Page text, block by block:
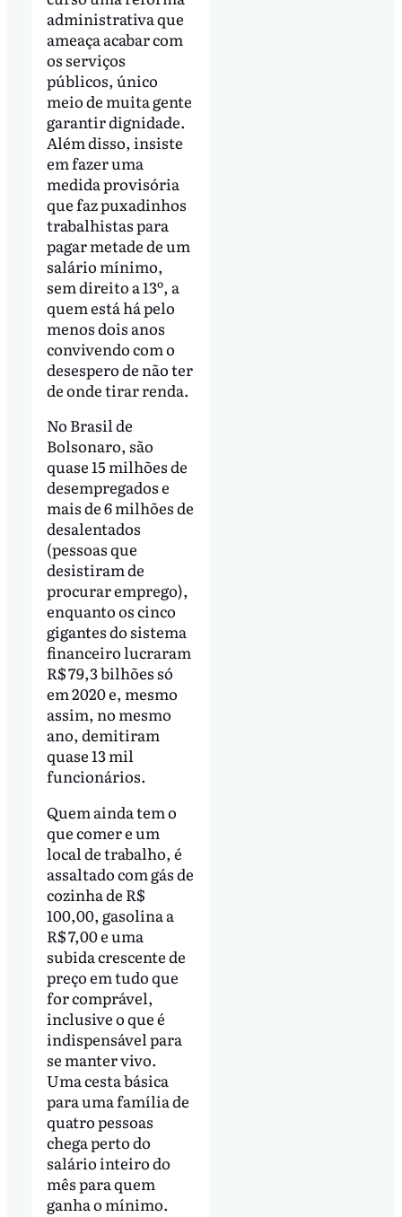
administrativa que
ameaça acabar com
os serviços
públicos, único
meio de muita gente
garantir dignidade.
Além disso, insiste
em fazer uma
medida provisória
que faz puxadinhos
trabalhistas para
pagar metade de um
salário mínimo,
sem direito a 13º, a
quem está há pelo
menos dois anos
convivendo com o
desespero de não ter
de onde tirar renda.
No Brasil de
Bolsonaro, são
quase 15 milhões de
desempregados e
mais de 6 milhões de
desalentados
(pessoas que
desistiram de
procurar emprego),
enquanto os cinco
gigantes do sistema
financeiro lucraram
R$ 79,3 bilhões só
em 2020 e, mesmo
assim, no mesmo
ano, demitiram
quase 13 mil
funcionários.
Quem ainda tem o
que comer e um
local de trabalho, é
assaltado com gás de
cozinha de R$
100,00, gasolina a
R$ 7,00 e uma
subida crescente de
preço em tudo que
for comprável,
inclusive o que é
indispensável para
se manter vivo.
Uma cesta básica
para uma família de
quatro pessoas
chega perto do
salário inteiro do
mês para quem
ganha o mínimo.